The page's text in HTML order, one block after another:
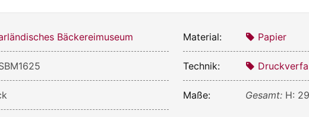
Bäckereimuseum Material: Papier
Technik:
Maße: Gesamt: H: